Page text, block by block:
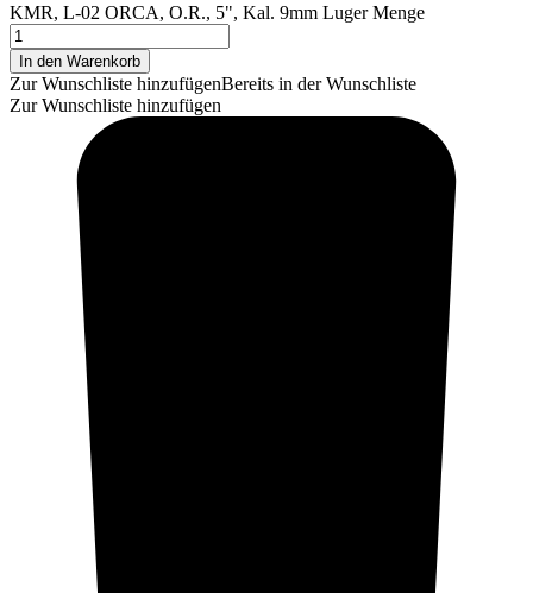
KMR, L-02 ORCA, O.R., 5", Kal. 9mm Luger Menge
In den Warenkorb
Zur Wunschliste hinzufügenBereits in der Wunschliste
Zur Wunschliste hinzufügen